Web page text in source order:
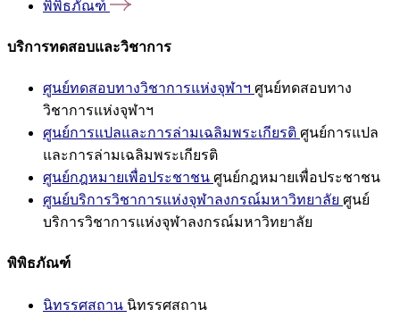
พิพิธภัณฑ์
บริการทดสอบและวิชาการ
ศูนย์ทดสอบทางวิชาการแห่งจุฬาฯ ศูนย์ทดสอบทาง
วิชาการแห่งจุฬาฯ
ศูนย์การแปลและการล่ามเฉลิมพระเกียรติ ศูนย์การแปล
และการล่ามเฉลิมพระเกียรติ
ศูนย์กฎหมายเพื่อประชาชน ศูนย์กฎหมายเพื่อประชาชน
ศูนย์บริการวิชาการแห่งจุฬาลงกรณ์มหาวิทยาลัย ศูนย์
บริการวิชาการแห่งจุฬาลงกรณ์มหาวิทยาลัย
พิพิธภัณฑ์
นิทรรศสถาน นิทรรศสถาน